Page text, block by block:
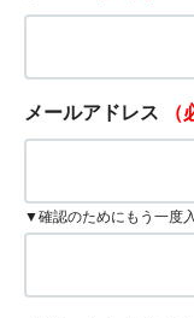
メールアドレス （
▼確認のためにもう一度